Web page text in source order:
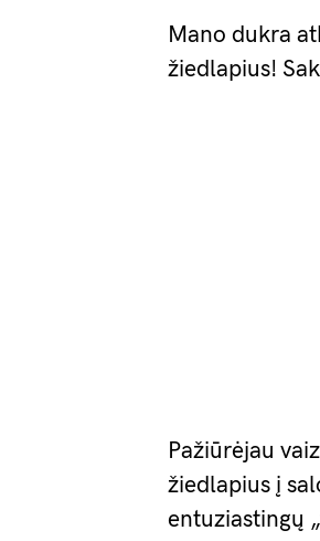
Mano dukra
žiedlapius!
Pažiūrėjau
žiedlapius į
entuziastingų